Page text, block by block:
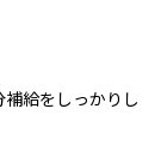
給をしっかりし